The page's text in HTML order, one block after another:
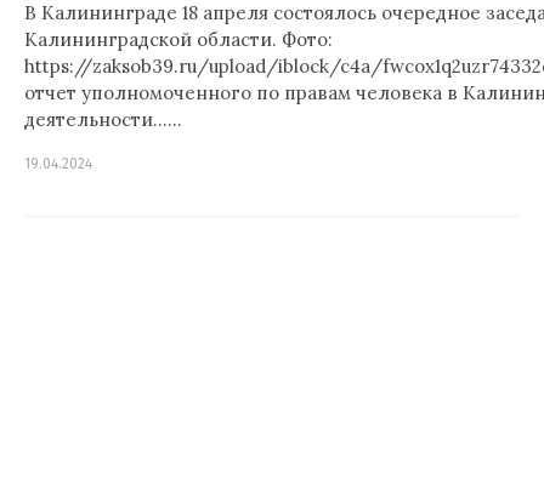
В Калининграде 18 апреля состоялось очередное
Калининградской области. Фото:
https://zaksob39.ru/upload/iblock/c4a/
отчет уполномоченного по правам человека в
деятельности……
19.04.2024